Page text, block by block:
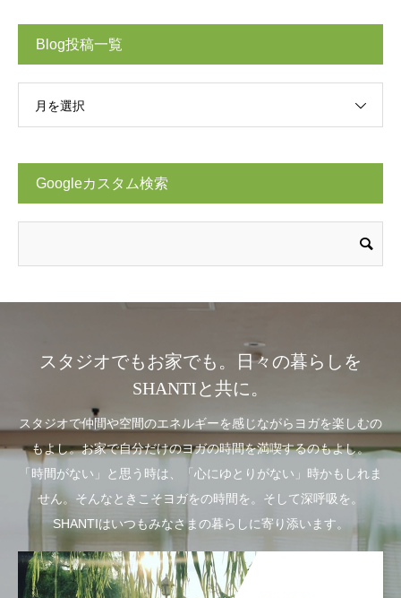
Blog投稿一覧
月を選択
Googleカスタム検索
スタジオでもお家でも。日々の暮らしを
SHANTIと共に。
スタジオで仲間や空間のエネルギーを感じながらヨガを楽しむの
もよし。お家で自分だけのヨガの時間を満喫するのもよし。
「時間がない」と思う時は、「心にゆとりがない」時かもしれま
せん。そんなときこそヨガをの時間を。そして深呼吸を。
SHANTIはいつもみなさまの暮らしに寄り添います。